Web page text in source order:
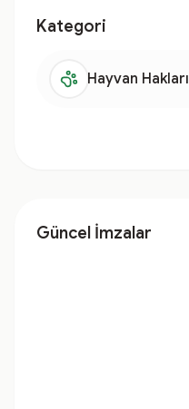
Kategori
Hayvan Hakları
Güncel İmzalar